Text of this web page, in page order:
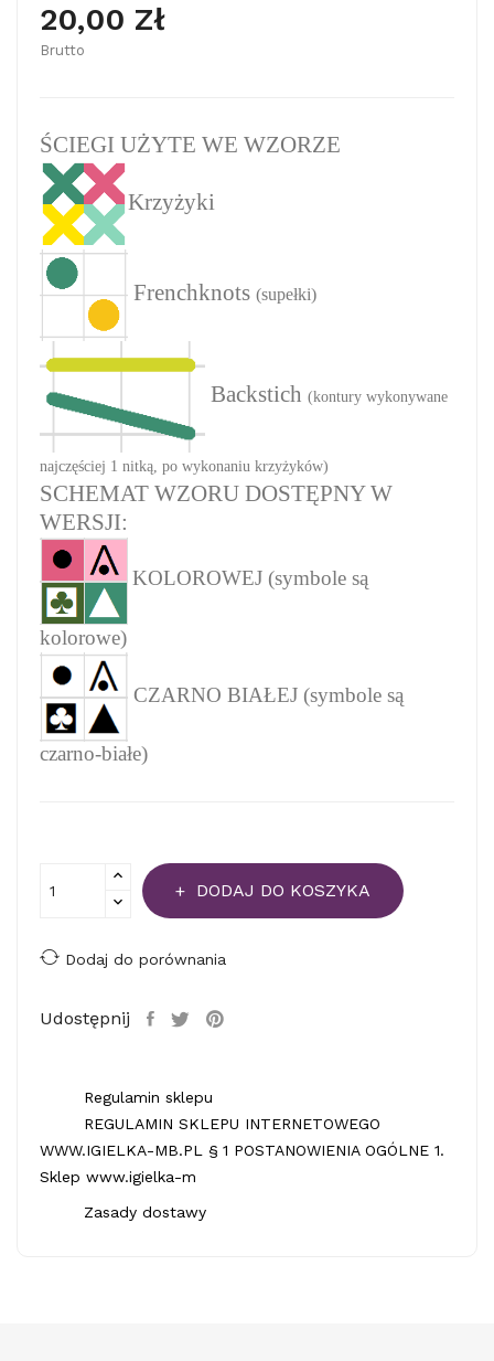
20,00 Zł
Brutto
ŚCIEGI UŻYTE WE WZORZE
Krzyżyki
Frenchknots (supełki)
Backstich (kontury wykonywane
najczęściej 1 nitką, po wykonaniu krzyżyków)
SCHEMAT WZORU DOSTĘPNY W
WERSJI:
KOLOROWEJ (symbole są
kolorowe)
CZARNO BIAŁEJ (symbole są
czarno-białe)
DODAJ DO KOSZYKA
Dodaj do porównania
Udostępnij
Regulamin sklepu
REGULAMIN SKLEPU INTERNETOWEGO
WWW.IGIELKA-MB.PL § 1 POSTANOWIENIA OGÓLNE 1.
Sklep www.igielka-m
Zasady dostawy